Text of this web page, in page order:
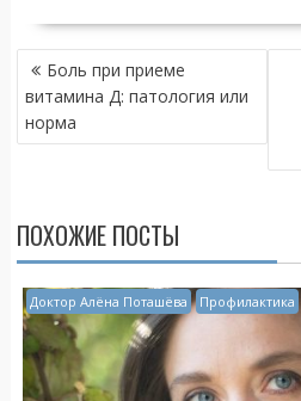
b
o
k
п
а
в
ь
НАВИГАЦИЯ
ПО
ЗАПИСЯМ
Боль при приеме
витамина Д: патология или
норма
ПОХОЖИЕ ПОСТЫ
Доктор Алёна Поташёва Профилактика